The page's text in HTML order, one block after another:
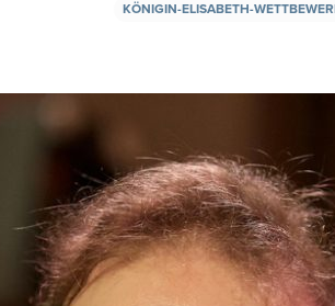
KÖNIGIN-ELISABETH-